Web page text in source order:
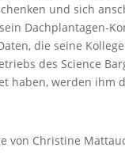
und sich
Dachplantagen-
die seine
des Science
haben, werden ihm
von Christine